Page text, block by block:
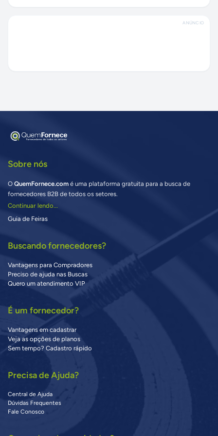
ANÚNCIO
Sobre nós
O QuemFornece.com é uma plataforma gratuita para a busca de
fornecedores B2B de todos os setores.
Continuar lendo...
Guia de Feiras
Buscando fornecedores?
Vantagens para Compradores
Preciso de ajuda nas Buscas
Quero um atendimento VIP
É um fornecedor?
Vantagens em cadastrar
Veja as opções de planos
Sem tempo? Cadastro rápido
Precisa de Ajuda?
Central de Ajuda
Dúvidas Frequentes
Fale Conosco